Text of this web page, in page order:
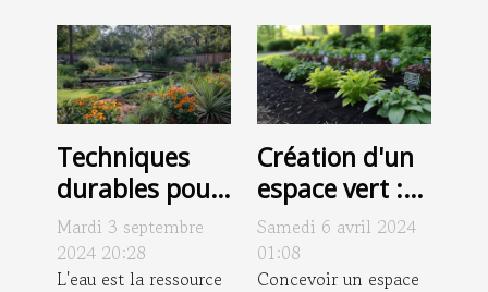
Techniques
durables pour
l'arrosage de
votre jardin
Mardi 3 septembre
2024 20:28
L'eau est la ressource
Création d'un
espace vert :
comment
intégrer des
zones dédiées
Samedi 6 avril 2024
01:08
Concevoir un espace